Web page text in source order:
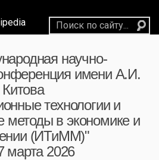
научно-
имени А.И.
Китова
технологии и
методы в экономике и
(ИТиММ)"
марта 2026